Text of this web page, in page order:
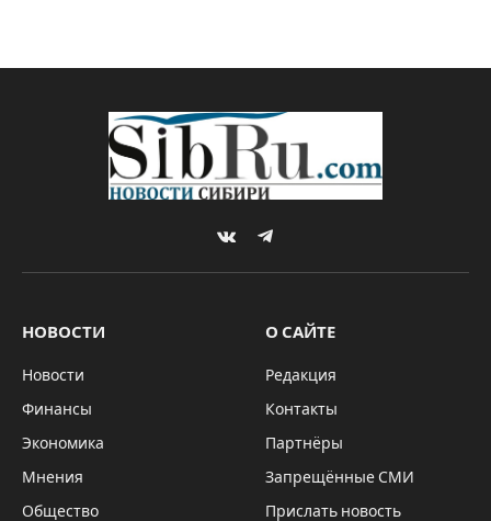
VKontakteTelegram
НОВОСТИ
Новости
Финансы
Экономика
Мнения
Общество
О САЙТЕ
Редакция
Контакты
Партнёры
Запрещённые СМИ
Прислать новость